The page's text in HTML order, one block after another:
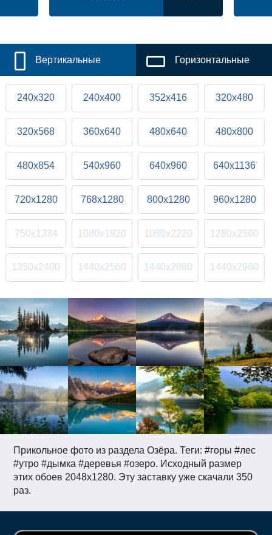
Прикольное фото из раздела Озёра. Теги: #горы #лес
#утро #дымка #деревья #озеро. Исходный размер
этих обоев 2048x1280. Эту заставку уже скачали 350
раз.
Вертикальные Горизонтальные
240x320 240x400 352x416 320x480
320x568 360x640 480x640 480x800
480x854 540x960 640x960 640x1136
720x1280 768x1280 800x1280 960x1280
750x1334 1080x1920 1080x2220 1280x2560
1350x2400 1440x2560 1440x2880 1440x2960